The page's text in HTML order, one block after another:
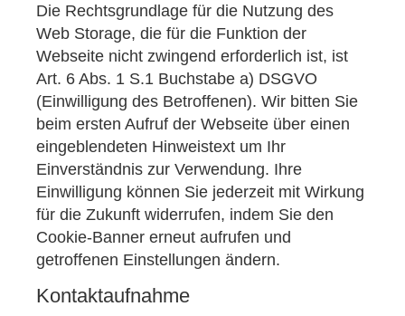
Die Rechtsgrundlage für die Nutzung des
Web Storage, die für die Funktion der
Webseite nicht zwingend erforderlich ist, ist
Art. 6 Abs. 1 S.1 Buchstabe a) DSGVO
(Einwilligung des Betroffenen). Wir bitten Sie
beim ersten Aufruf der Webseite über einen
eingeblendeten Hinweistext um Ihr
Einverständnis zur Verwendung. Ihre
Einwilligung können Sie jederzeit mit Wirkung
für die Zukunft widerrufen, indem Sie den
Cookie-Banner erneut aufrufen und
getroffenen Einstellungen ändern.
Kontaktaufnahme